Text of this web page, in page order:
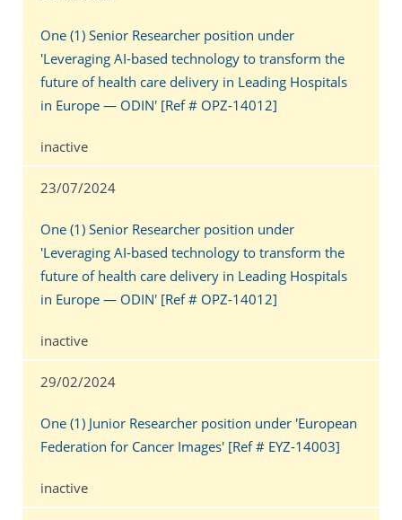
One (1) Senior Researcher position under
'Leveraging AI-based technology to transform the
future of health care delivery in Leading Hospitals
in Europe — ODIN' [Ref # OPZ-14012]
inactive
23/07/2024
One (1) Senior Researcher position under
'Leveraging AI-based technology to transform the
future of health care delivery in Leading Hospitals
in Europe — ODIN' [Ref # OPZ-14012]
inactive
29/02/2024
One (1) Junior Researcher position under 'European
Federation for Cancer Images' [Ref # EYZ-14003]
inactive